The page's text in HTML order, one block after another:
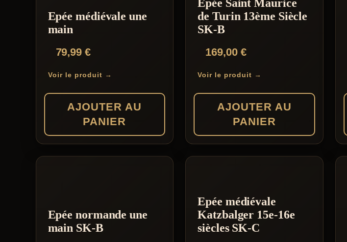
Epée médiévale une
main
79,99 €
Voir le produit →
AJOUTER AU
PANIER
Epée Saint Maurice
de Turin 13ème Siècle
SK-B
169,00 €
Voir le produit →
AJOUTER AU
PANIER
Epée normande une
main SK-B
Epée médiévale
Katzbalger 15e-16e
siècles SK-C